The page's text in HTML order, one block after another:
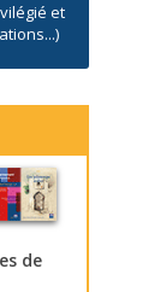
et
de